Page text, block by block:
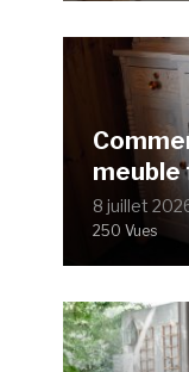
8 juillet
250 Vues